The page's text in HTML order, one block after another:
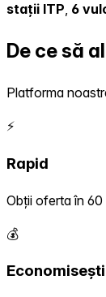
stații ITP, 6
De ce să
Platforma
⚡
Rapid
Obții oferta în
💰
Economisești